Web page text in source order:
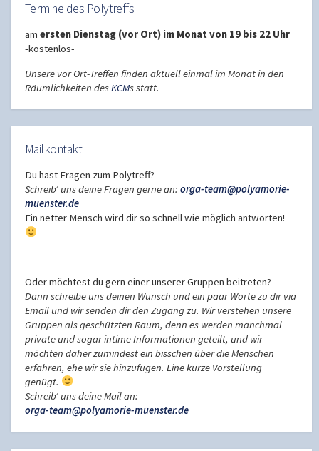
Termine des Polytreffs
am ersten Dienstag (vor Ort) im Monat von 19 bis 22 Uhr
-kostenlos-
Unsere vor Ort-Treffen finden aktuell einmal im Monat in den
Räumlichkeiten desKCMs statt.
Mailkontakt
Du hast Fragen zum Polytreff?
Schreib‘ uns deine Fragen gerne an: orga-team@polyamorie-
muenster.de
Ein netter Mensch wird dir so schnell wie möglich antworten!
Oder möchtest du gern einer unserer Gruppen beitreten?
Dann schreibe uns deinen Wunsch und ein paar Worte zu dir via
Email und wir senden dir den Zugang zu. Wir verstehen unsere
Gruppen als geschützten Raum, denn es werden manchmal
private und sogar intime Informationen geteilt, und wir
möchten daher zumindest ein bisschen über die Menschen
erfahren, ehe wir sie hinzufügen. Eine kurze Vorstellung
genügt.
Schreib‘ uns deine Mail an:
orga-team@polyamorie-muenster.de